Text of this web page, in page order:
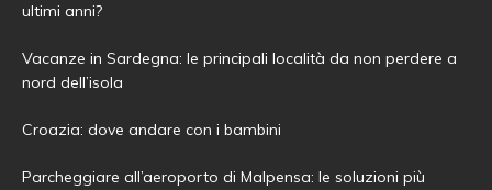
ultimi anni?
Vacanze in Sardegna: le principali località da non perdere a
nord dell’isola
Croazia: dove andare con i bambini
Parcheggiare all’aeroporto di Malpensa: le soluzioni più